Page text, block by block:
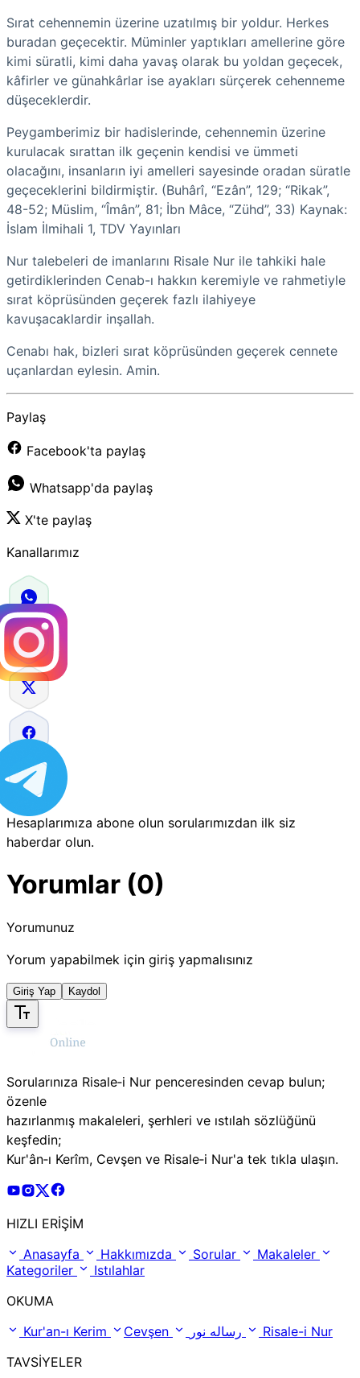
Sırat cehennemin üzerine uzatılmış bir yoldur. Herkes
buradan geçecektir. Müminler yaptıkları amellerine göre
kimi süratli, kimi daha yavaş olarak bu yoldan geçecek,
kâfirler ve günahkârlar ise ayakları sürçerek cehenneme
düşeceklerdir.
Peygamberimiz bir hadislerinde, cehennemin üzerine
kurulacak sırattan ilk geçenin kendisi ve ümmeti
olacağını, insanların iyi amelleri sayesinde oradan süratle
geçeceklerini bildirmiştir. (Buhârî, “Ezân”, 129; “Rikak”,
48-52; Müslim, “Îmân”, 81; İbn Mâce, “Zühd”, 33) Kaynak:
İslam İlmihali 1, TDV Yayınları
Nur talebeleri de imanlarını Risale Nur ile tahkiki hale
getirdiklerinden Cenab-ı hakkın keremiyle ve rahmetiyle
sırat köprüsünden geçerek fazlı ilahiyeye
kavuşacaklardir inşallah.
Cenabı hak, bizleri sırat köprüsünden geçerek cennete
uçanlardan eylesin. Amin.
Paylaş
Facebook'ta paylaş
Whatsapp'da paylaş
X'te paylaş
Kanallarımız
Hesaplarımıza abone olun sorularımızdan ilk siz
haberdar olun.
Yorumlar (0)
Yorumunuz
Yorum yapabilmek için giriş yapmalısınız
Giriş Yap Kaydol
Sorularınıza Risale‑i Nur penceresinden cevap bulun;
özenle
hazırlanmış makaleleri, şerhleri ve ıstılah sözlüğünü
keşfedin;
Kur'ân‑ı Kerîm, Cevşen ve Risale‑i Nur'a tek tıkla ulaşın.
Risale Online Youtube Hesabı
Risale Online Instagram Hesabı
Risale Online X Hesabı
HIZLI ERİŞİM
Anasayfa
Hakkımızda Sorular
Makaleler
Kategoriler
Istılahlar
OKUMA
Kur'an-ı Kerim
Cevşen
Risale-i Nur
TAVSİYELER